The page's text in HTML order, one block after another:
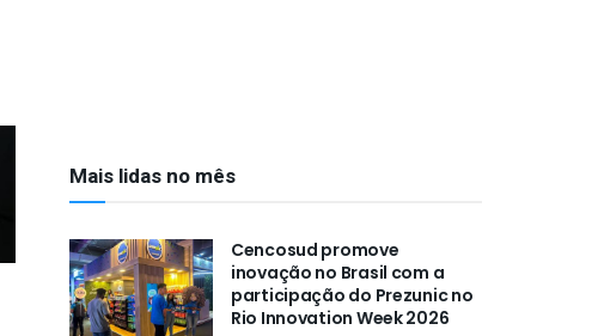
Mais lidas no mês
Cencosud promove
inovação no Brasil com a
participação do Prezunic no
Rio Innovation Week 2026